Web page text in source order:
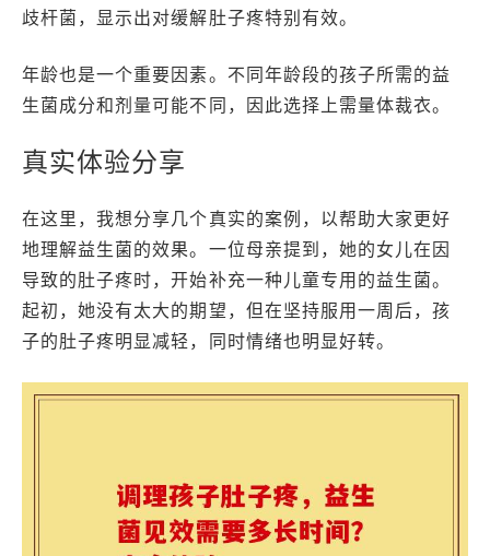
歧杆菌，显示出对缓解肚子疼特别有效。
年龄也是一个重要因素。不同年龄段的孩子所需的益
生菌成分和剂量可能不同，因此选择上需量体裁衣。
真实体验分享
在这里，我想分享几个真实的案例，以帮助大家更好
地理解益生菌的效果。一位母亲提到，她的女儿在因
导致的肚子疼时，开始补充一种儿童专用的益生菌。
起初，她没有太大的期望，但在坚持服用一周后，孩
子的肚子疼明显减轻，同时情绪也明显好转。